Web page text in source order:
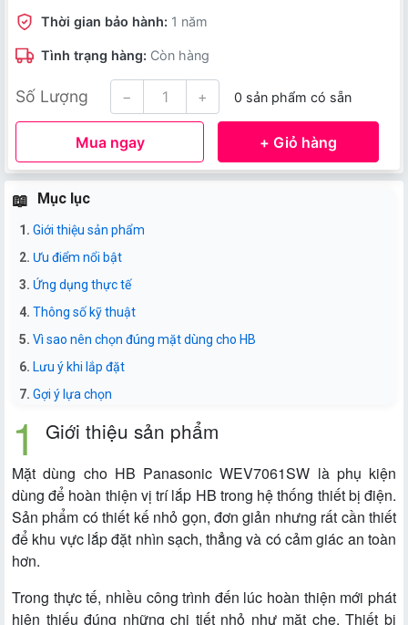
Thời gian bảo hành: 1 năm
Tình trạng hàng: Còn hàng
Số Lượng − + 0 sản phẩm có sẵn
Mua ngay + Giỏ hàng
Mục lục
Giới thiệu sản phẩm
Ưu điểm nổi bật
Ứng dụng thực tế
Thông số kỹ thuật
Vì sao nên chọn đúng mặt dùng cho HB
Lưu ý khi lắp đặt
Gợi ý lựa chọn
Giới thiệu sản phẩm
Mặt dùng cho HB Panasonic WEV7061SW là phụ kiện
dùng để hoàn thiện vị trí lắp HB trong hệ thống thiết bị điện.
Sản phẩm có thiết kế nhỏ gọn, đơn giản nhưng rất cần thiết
để khu vực lắp đặt nhìn sạch, thẳng và có cảm giác an toàn
hơn.
Trong thực tế, nhiều công trình đến lúc hoàn thiện mới phát
hiện thiếu đúng những chi tiết nhỏ như mặt che. Thiết bị